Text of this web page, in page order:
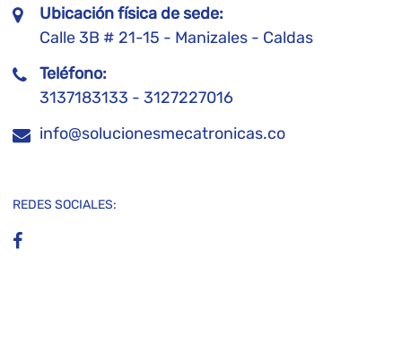
Ubicación física de sede:
Calle 3B # 21-15 - Manizales - Caldas
Teléfono:
3137183133 - 3127227016
info@solucionesmecatronicas.co
REDES SOCIALES: